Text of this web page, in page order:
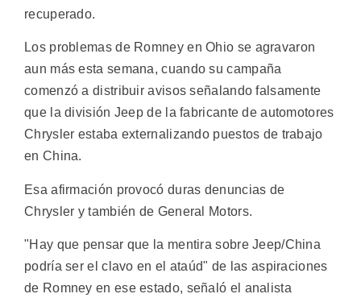
recuperado.
Los problemas de Romney en Ohio se agravaron
aun más esta semana, cuando su campaña
comenzó a distribuir avisos señalando falsamente
que la división Jeep de la fabricante de automotores
Chrysler estaba externalizando puestos de trabajo
en China.
Esa afirmación provocó duras denuncias de
Chrysler y también de General Motors.
"Hay que pensar que la mentira sobre Jeep/China
podría ser el clavo en el ataúd" de las aspiraciones
de Romney en ese estado, señaló el analista